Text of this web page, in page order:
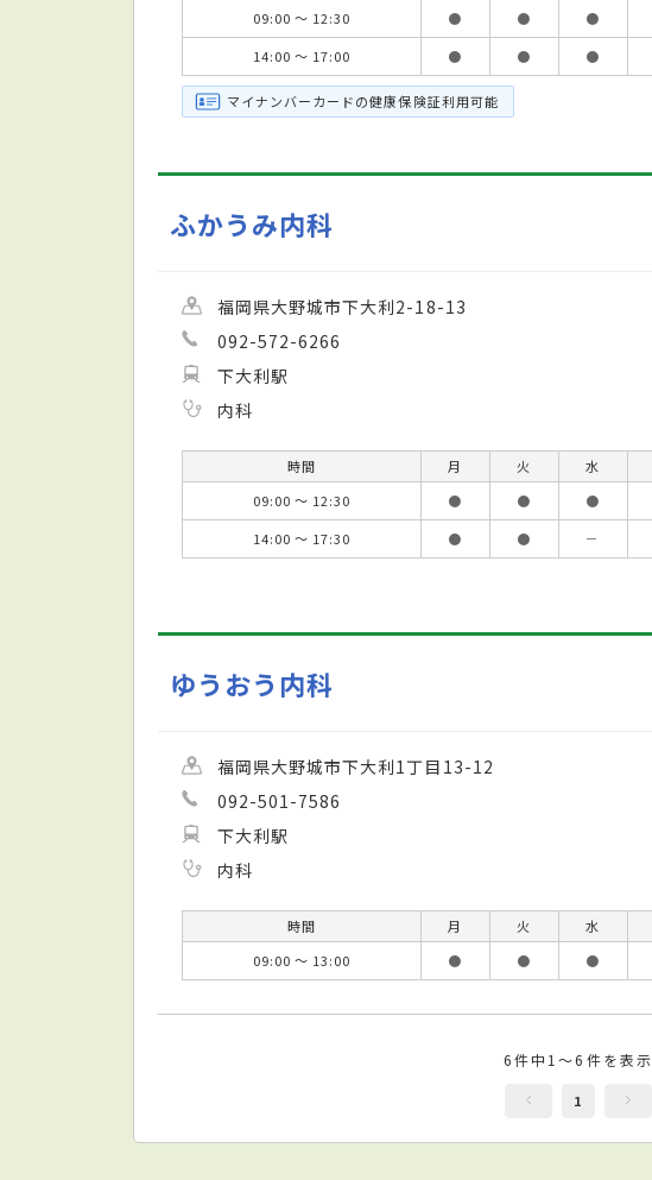
09:00 ～ 12:30
● ● ●
14:00 ～ 17:00
● ● ●
マイナンバーカードの健康保険証利用可能
ふかうみ内科
福岡県大野城市下大利2-18-13
092-572-6266
下大利駅
内科
時間 月 火 水
09:00 ～ 12:30
● ● ●
14:00 ～ 17:30
● ● －
ゆうおう内科
福岡県大野城市下大利1丁目13-12
092-501-7586
下大利駅
内科
時間 月 火 水
09:00 ～ 13:00
● ● ●
6件中1～6件を表示
1